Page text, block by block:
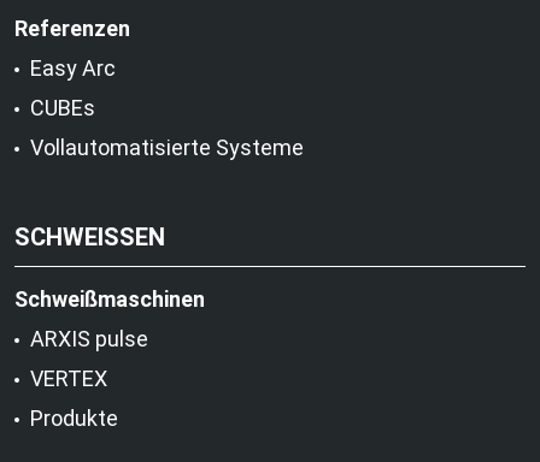
Referenzen
Easy Arc
CUBEs
Vollautomatisierte Systeme
SCHWEISSEN
Schweißmaschinen
ARXIS pulse
VERTEX
Produkte